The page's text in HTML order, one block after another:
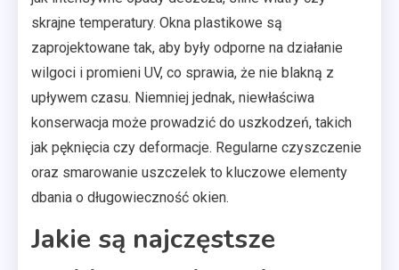
skrajne temperatury. Okna plastikowe są
zaprojektowane tak, aby były odporne na działanie
wilgoci i promieni UV, co sprawia, że nie blakną z
upływem czasu. Niemniej jednak, niewłaściwa
konserwacja może prowadzić do uszkodzeń, takich
jak pęknięcia czy deformacje. Regularne czyszczenie
oraz smarowanie uszczelek to kluczowe elementy
dbania o długowieczność okien.
Jakie są najczęstsze